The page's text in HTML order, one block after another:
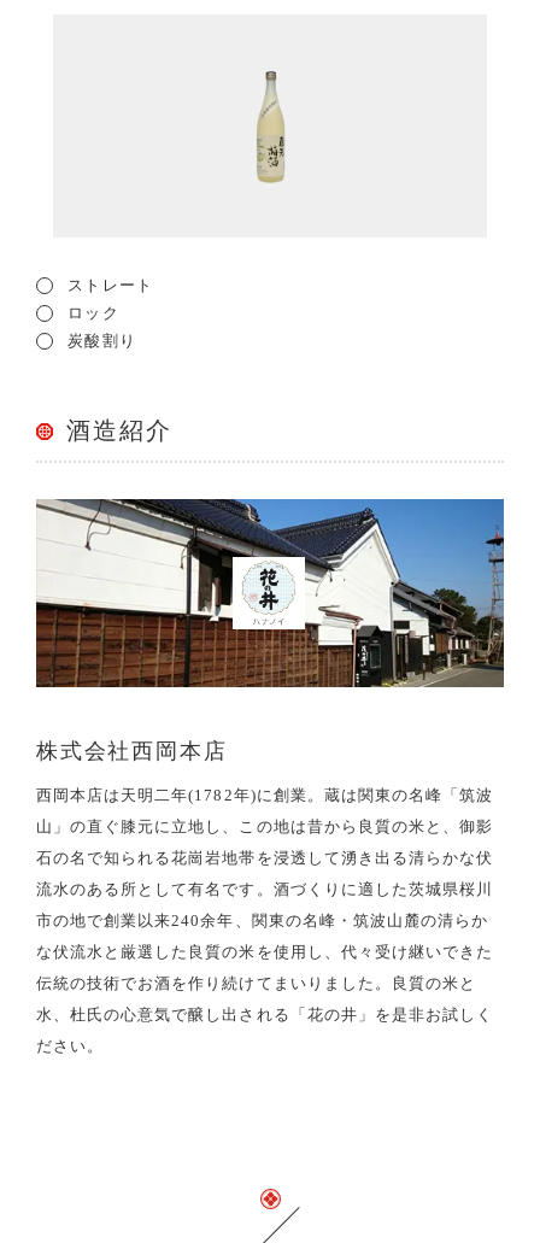
ストレート
ロック
炭酸割り
酒造紹介
株式会社西岡本店
西岡本店は天明二年(1782年)に創業。蔵は関東の名峰「筑波
山」の直ぐ膝元に立地し、この地は昔から良質の米と、御影
石の名で知られる花崗岩地帯を浸透して湧き出る清らかな伏
流水のある所として有名です。酒づくりに適した茨城県桜川
市の地で創業以来240余年、関東の名峰・筑波山麓の清らか
な伏流水と厳選した良質の米を使用し、代々受け継いできた
伝統の技術でお酒を作り続けてまいりました。良質の米と
水、杜氏の心意気で醸し出される「花の井」を是非お試しく
ださい。
関連商品